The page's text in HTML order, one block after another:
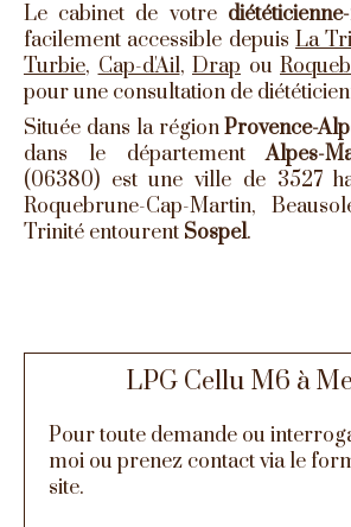
Le cabinet de votre
facilement accessible depuis La
Turbie, Cap-d'Ail, Drap ou
pour une consultation de
Située dans la régionProvence-
dans le départementAlpes-
(06380) est une ville de 3527
Roquebrune-Cap-Martin,
Trinité entourent Sospel.
LPG Cellu M6 à
Pour toute demande ou
moi ou prenez contact via le
site.